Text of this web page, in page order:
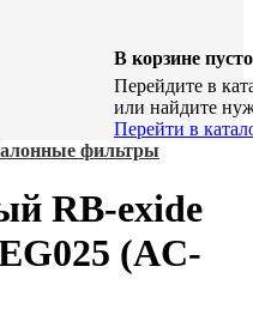
В корзине пусто
Перейдите в
или найдите
Перейти в
фильтры
RB-exide
(AC-